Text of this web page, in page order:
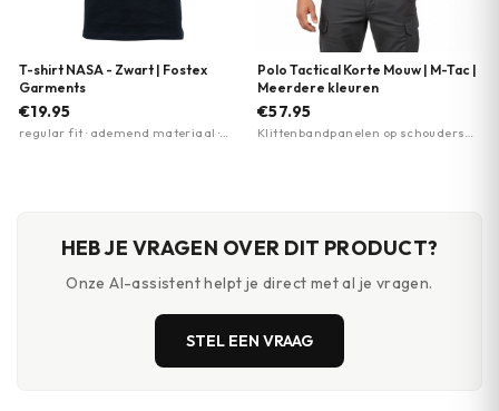
T-shirt NASA - Zwart | Fostex
Garments
€19.95
regular fit · ademend materiaal ·
Polo Tactical Korte Mouw | M-Tac |
Meerdere kleuren
€57.95
Klittenbandpanelen op schouders
HEB JE VRAGEN OVER DIT PRODUCT?
Onze AI-assistent helpt je direct met al je vragen.
STEL EEN VRAAG